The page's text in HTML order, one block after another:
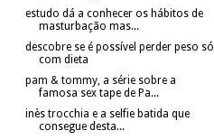
estudo dá a conhecer os hábitos de
masturbação mas...
descobre se é possível perder peso só
com dieta
pam & tommy, a série sobre a
famosa sex tape de Pa...
inès trocchia e a selfie batida que
consegue desta...